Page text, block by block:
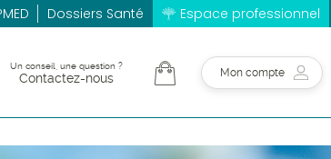
Dossiers Santé Espace professionnel
Un conseil, une question ?
Contactez-nous Mon compte